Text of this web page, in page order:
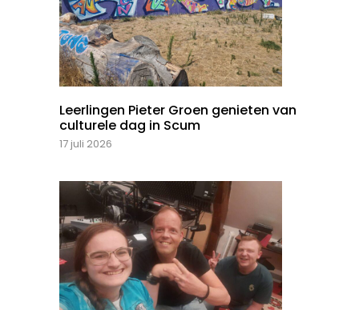
Leerlingen Pieter Groen genieten van
culturele dag in Scum
17 juli 2026